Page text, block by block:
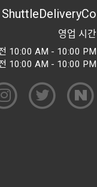
ShuttleDeliveryCo
영업 시간
10:00 AM - 10:00 PM
10:00 AM - 10:00 PM